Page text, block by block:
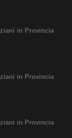
in Provincia
in Provincia
in Provincia